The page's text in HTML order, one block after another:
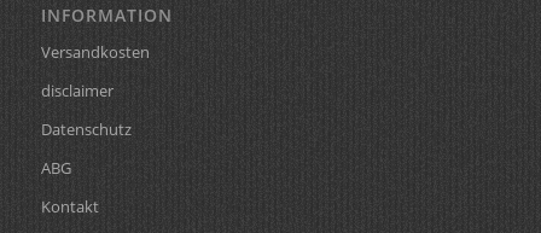
INFORMATION
Versandkosten
disclaimer
Datenschutz
ABG
Kontakt